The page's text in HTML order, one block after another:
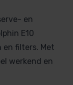
en
E10
en filters. Met
werkend en